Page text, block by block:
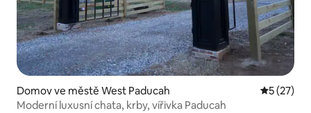
Domov ve městě West Paducah Průměrné
5 (27)
Moderní luxusní chata, krby, vířivka Paducah